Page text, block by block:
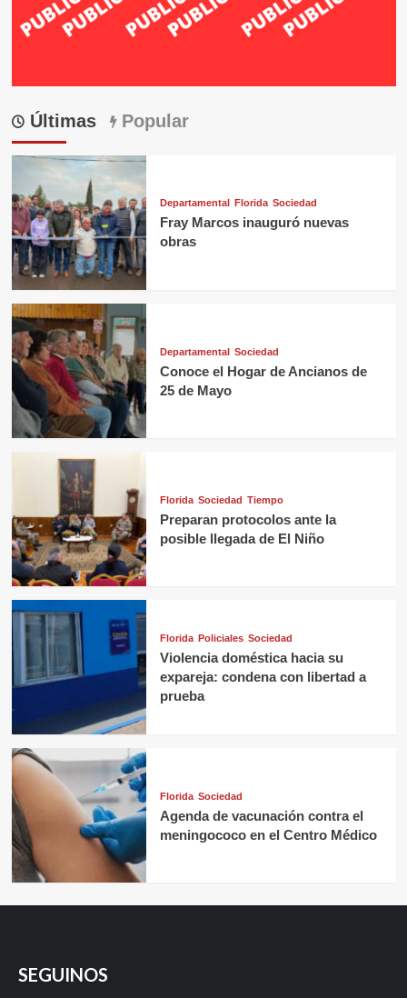
Últimas Popular
Departamental Florida Sociedad
Fray Marcos inauguró nuevas
obras
Departamental Sociedad
Conoce el Hogar de Ancianos de
25 de Mayo
Florida Sociedad Tiempo
Preparan protocolos ante la
posible llegada de El Niño
Florida Policiales Sociedad
Violencia doméstica hacia su
expareja: condena con libertad a
prueba
Florida Sociedad
Agenda de vacunación contra el
meningococo en el Centro Médico
SEGUINOS